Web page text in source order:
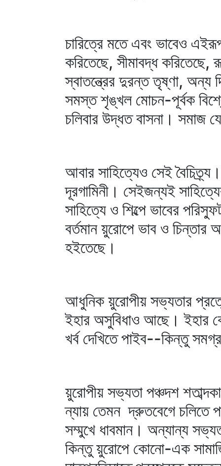
চারিত্রে মতে এবং ভাবেও
করিতেছে, সীমাবদ্ধ
স্বাতন্ত্রের দুরন্ত তৃষ্ণা, অন্য
সমস্ত শৃঙ্খল মোচন-পূর্বক
চলিবার উদ্ধত বাসনা। সমাজ
আবার সাহিত্যেও সেই
দূরগামিনী। সেইজন্যই
সাহিত্যে ও শিল্পে ভাবের
বর্তমান য়ুরোপে ভাব ও
হইতেছে।
আধুনিক য়ুরোপীয় সভ্যতার
ইহার অসুবিধাও আছে। ইহার
খর্ব দেখিতে পাইব--কিন্তু
য়ুরোপীয় সভ্যতা পঞ্চদশ
ন্যায় তেমন দ্রুতবেগে চলিতে
সম্মুখে ধাবমান। অন্যান্য
কিন্তু য়ুরোপে কোনো-এক